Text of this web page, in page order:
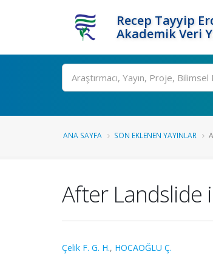
Recep Tayyip
Akademik Veri
Ara
ANA SAYFA SON EKLENEN YAYINLAR
After Landslide
Çelik F. G. H., HOCAOĞLU Ç.